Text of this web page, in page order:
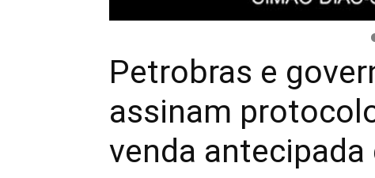
Petrobras e
assinam
venda antecipada